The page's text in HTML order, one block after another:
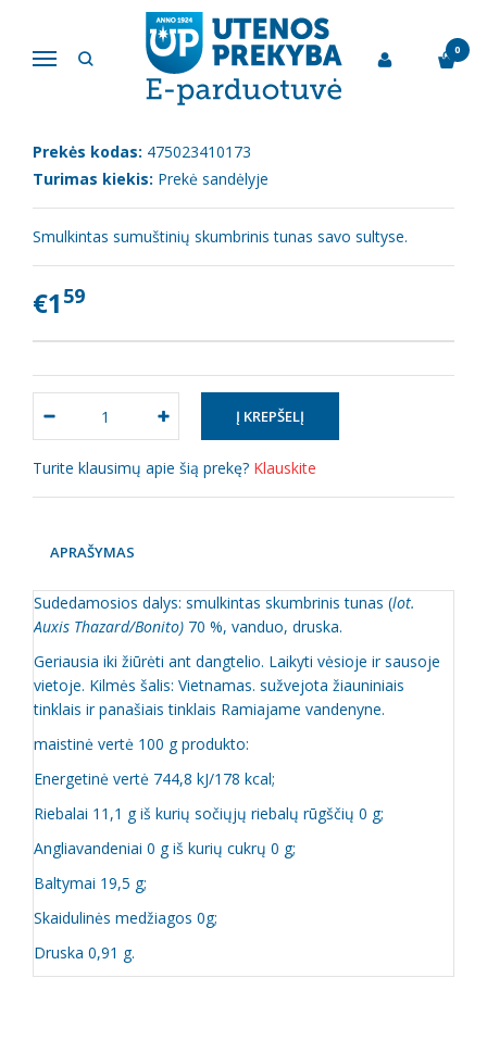
Navigacija
0
Žuvies gaminiai Tunas "BLIK" savo sultyse, 185 g
TUNAS "BLIK" SAVO SULTYSE, 185 G
Prekės kodas: 475023410173
Turimas kiekis: Prekė sandėlyje
Smulkintas sumuštinių skumbrinis tunas savo sultyse.
€1 59
Turite klausimų apie šią prekę? Klauskite
APRAŠYMAS
Sudedamosios dalys: smulkintas skumbrinis tunas (lot.
Auxis Thazard/Bonito) 70 %, vanduo, druska.
Geriausia iki žiūrėti ant dangtelio. Laikyti vėsioje ir sausoje
vietoje. Kilmės šalis: Vietnamas. sužvejota žiauniniais
tinklais ir panašiais tinklais Ramiajame vandenyne.
maistinė vertė 100 g produkto:
Energetinė vertė 744,8 kJ/178 kcal;
Riebalai 11,1 g iš kurių sočiųjų riebalų rūgščių 0 g;
Angliavandeniai 0 g iš kurių cukrų 0 g;
Baltymai 19,5 g;
Skaidulinės medžiagos 0g;
Druska 0,91 g.